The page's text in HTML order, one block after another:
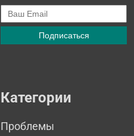
Категории
Проблемы